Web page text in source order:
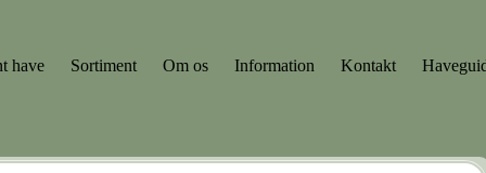
have Sortiment Om os Information Kontakt